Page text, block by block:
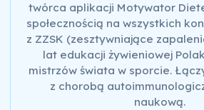
twórca aplikacji Motywator
społecznością na wszystkich
z ZZSK (zesztywniające
lat edukacji żywieniowej
mistrzów świata w sporcie.
z chorobą
naukową.